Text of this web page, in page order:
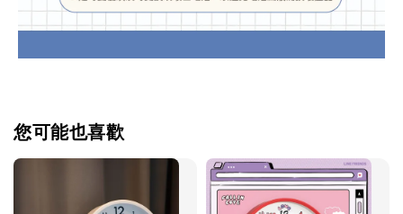
您可能也喜歡